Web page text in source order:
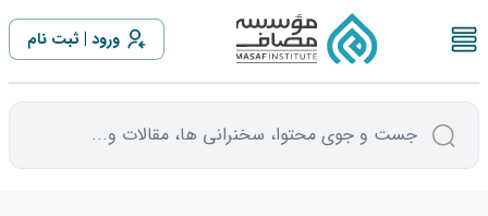
بیشتر از 1 سال مانده تا
ورود ثبت نام
جست و جوی محتوا، سخنرانی ها، مقالات و...